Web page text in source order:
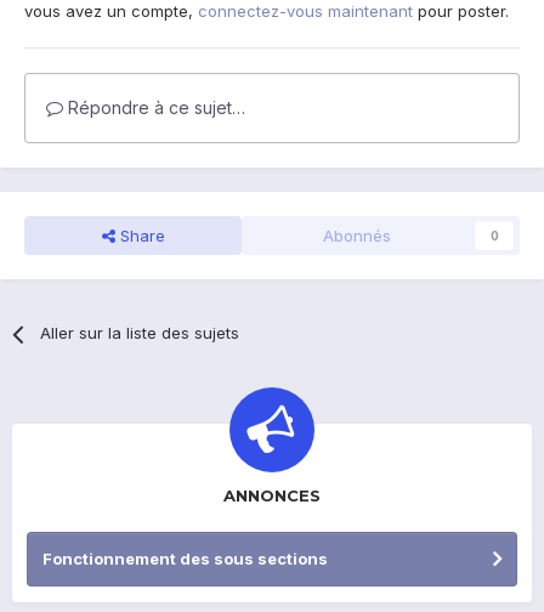
vous avez un compte, connectez-vous maintenant pour poster.
Répondre à ce sujet…
Share Abonnés 0
Aller sur la liste des sujets
ANNONCES
Fonctionnement des sous sections